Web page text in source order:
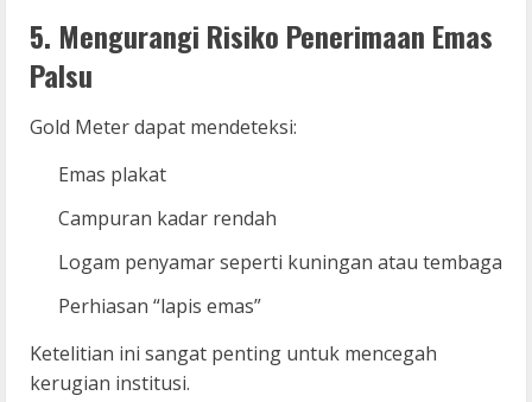
5. Mengurangi Risiko Penerimaan Emas
Palsu
Gold Meter dapat mendeteksi:
Emas plakat
Campuran kadar rendah
Logam penyamar seperti kuningan atau tembaga
Perhiasan “lapis emas”
Ketelitian ini sangat penting untuk mencegah
kerugian institusi.